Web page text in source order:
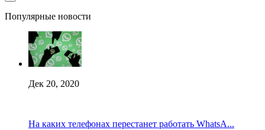
Популярные новости
Дек 20, 2020
На каких телефонах перестанет работать WhatsA...